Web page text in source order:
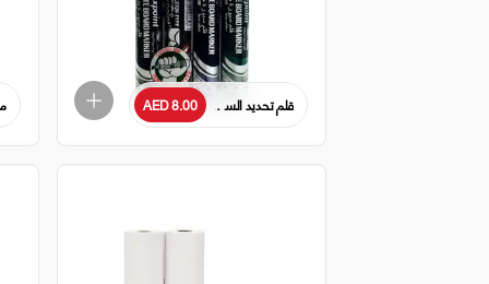
قلم تحديد السبورة البيضاء من ماكس بوينت - أقلام تحديد
AED 8.00